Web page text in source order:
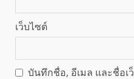
เว็บไซต์
บันทึกชื่อ, อีเมล และชื่อเ